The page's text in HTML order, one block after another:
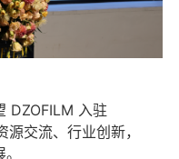
DZOFILM 入驻
交流、行业创新，